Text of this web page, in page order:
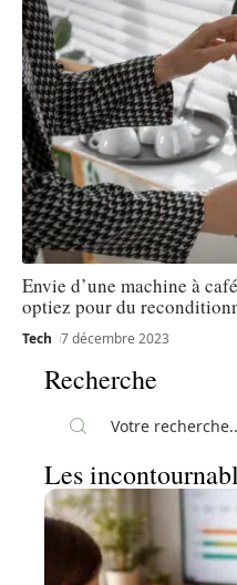
Envie d’une machine à
optiez pour du
Tech 7 décembre 2023
Recherche
Les